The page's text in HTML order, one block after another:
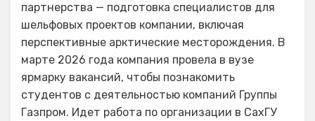
партнерства — подготовка специалистов для
шельфовых проектов компании, включая
перспективные арктические месторождения. В
марте 2026 года компания провела в вузе
ярмарку вакансий, чтобы познакомить
студентов с деятельностью компаний Группы
Газпром. Идет работа по организации в СахГУ